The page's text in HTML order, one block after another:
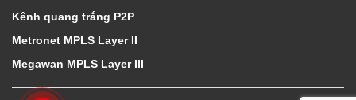
Kênh quang trắng P2P
Metronet MPLS Layer II
Megawan MPLS Layer III